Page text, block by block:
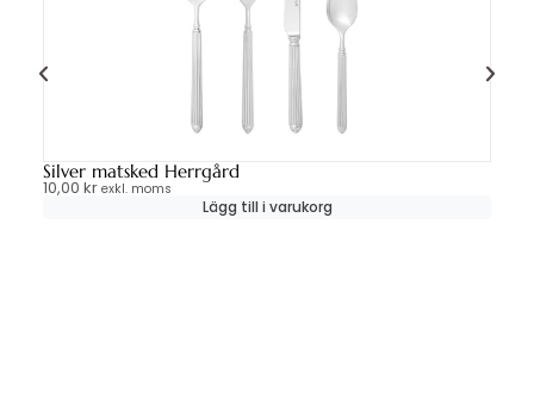
Silver matsked Herrgård
10,00 kr exkl. moms
Lägg till i varukorg